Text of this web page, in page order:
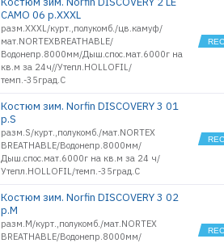
CAMO 06 р.XXXL
разм.XXXL/курт.,полукомб./цв.камуф/
мат.NORTEXBREATHABLE/
Водонепр.8000мм/Дыш.спос.мат.6000г на
кв.м за 24ч//Утепл.HOLLOFIL/
темп.-35град.С
Костюм зим. Norfin DISCOVERY 3 01
р.S
разм.S/курт.,полукомб./мат.NORTEX
BREATHABLE/Водонепр.8000мм/
Дыш.спос.мат.6000г на кв.м за 24 ч/
Утепл.HOLLOFIL/темп.-35град.С
Костюм зим. Norfin DISCOVERY 3 02
р.M
разм.M/курт.,полукомб./мат.NORTEX
BREATHABLE/Водонепр.8000мм/